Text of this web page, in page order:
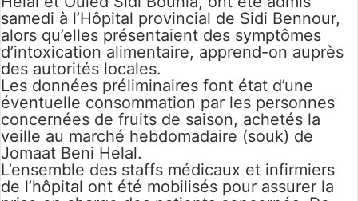
samedi à l’Hôpital provincial de Sidi Bennour,
alors qu’elles présentaient des symptômes
d’intoxication alimentaire, apprend-on auprès
des autorités locales.
Les données préliminaires font état d’une
éventuelle consommation par les personnes
concernées de fruits de saison, achetés la
veille au marché hebdomadaire (souk) de
Jomaat Beni Helal.
L’ensemble des staffs médicaux et infirmiers
de l’hôpital ont été mobilisés pour assurer la